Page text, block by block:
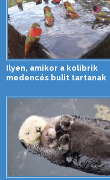
Ilyen, amikor a kolibrik
medencés bulit tartanak